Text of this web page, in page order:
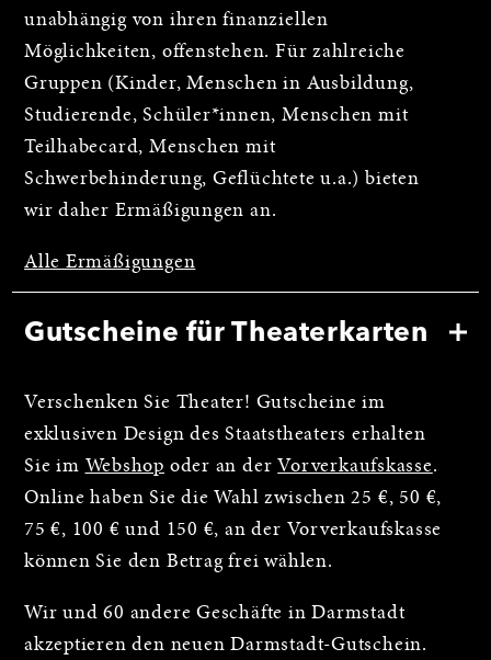
unabhängig von ihren finanziellen
Möglichkeiten, offenstehen. Für zahlreiche
Gruppen (Kinder, Menschen in Ausbildung,
Studierende, Schüler*innen, Menschen mit
Teilhabecard, Menschen mit
Schwerbehinderung, Geflüchtete u.a.) bieten
wir daher Ermäßigungen an.
Alle Ermäßigungen
Gutscheine für Theaterkarten
Verschenken Sie Theater! Gutscheine im
exklusiven Design des Staatstheaters erhalten
Sie im Webshop oder an der Vorverkaufskasse.
Online haben Sie die Wahl zwischen 25 €, 50 €,
75 €, 100 € und 150 €, an der Vorverkaufskasse
können Sie den Betrag frei wählen.
Wir und 60 andere Geschäfte in Darmstadt
akzeptieren den neuen Darmstadt-Gutschein.